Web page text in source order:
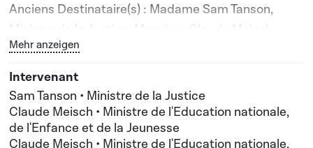
Anciens Destinataire(s) : Madame Sam Tanson,
Ministre de la Justice; Monsieur Claude Meisch,
Ministre de l'Education nationale, de l'Enfance et de
la Jeunesse
Nouveau(x) destinataire(s) : Monsieur Claude
Meisch, Ministre de l'Education nationale, de
l'Enfance et de la Jeunesse
Bouton graphique servant à afficher ou cacher tous
Mehr anzeigen
Sam Tanson • Ministre de la Justice
Claude Meisch • Ministre de l'Education nationale,
de l'Enfance et de la Jeunesse
Claude Meisch • Ministre de l'Education nationale,